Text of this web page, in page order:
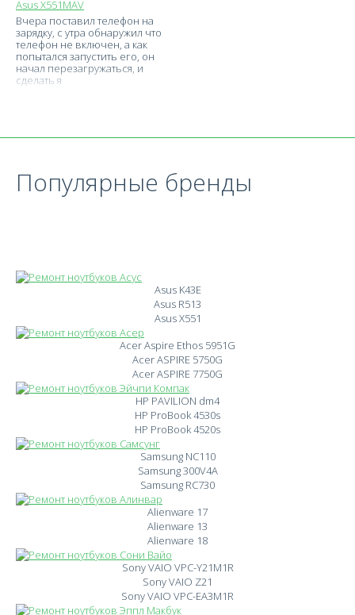
Asus X551MAV
Вчера поставил телефон на
зарядку, с утра обнаружил что
телефон не включен, а как
попытался запустить его, он
начал перезагружаться, и
сделать я
Популярные бренды
Asus K43E
Asus R513
Asus X551
Acer Aspire Ethos 5951G
Acer ASPIRE 5750G
Acer ASPIRE 7750G
HP PAVILION dm4
HP ProBook 4530s
HP ProBook 4520s
Samsung NC110
Samsung 300V4A
Samsung RC730
Alienware 17
Alienware 13
Alienware 18
Sony VAIO VPC-Y21M1R
Sony VAIO Z21
Sony VAIO VPC-EA3M1R